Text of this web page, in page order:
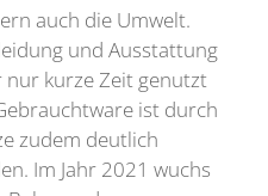
auch die Umwelt.
und Ausstattung
kurze Zeit genutzt
ist durch
zudem deutlich
Im Jahr 2021 wuchs